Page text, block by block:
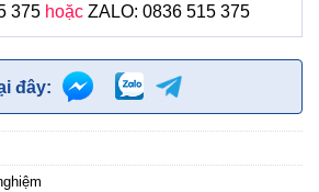
375hoặc ZALO: 0836 515 375
đây: